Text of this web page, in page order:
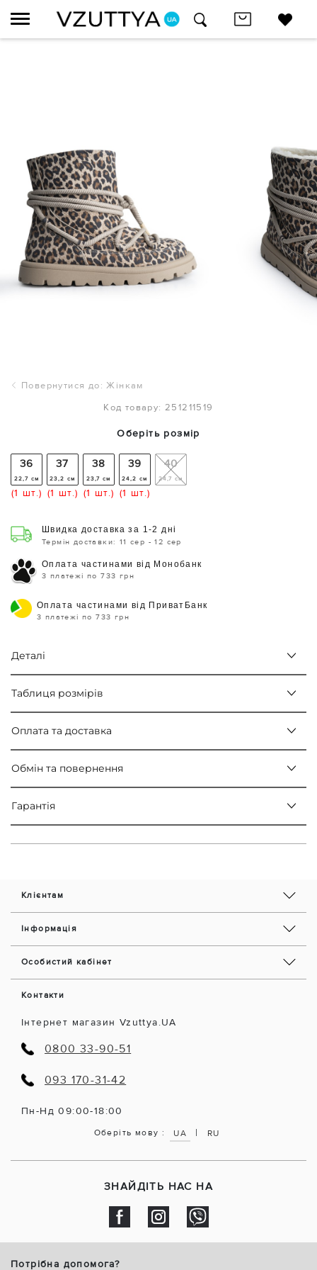
Повернутися до: Жінкам
Код товару: 251211519
Оберіть розмір
36
22,7 см
(1 шт.)
37
23,2 см
(1 шт.)
38
23,7 см
(1 шт.)
39
24,2 см
(1 шт.)
40
24,7 см
Швидка доставка за 1-2 дні
Термін доставки: 11 сер - 12 сер
Оплата частинами від Монобанк
3 платежі по 733 грн
Оплата частинами від ПриватБанк
3 платежі по 733 грн
Деталі
Таблиця розмірів
Оплата та доставка
Обмін та повернення
Гарантія
Клієнтам
Інформація
Особистий кабінет
Контакти
Інтернет магазин Vzuttya.UA
0800 33-90-51
093 170-31-42
Пн-Нд 09:00-18:00
Оберіть мову : UA | RU
ЗНАЙДІТЬ НАС НА
Потрібна допомога?